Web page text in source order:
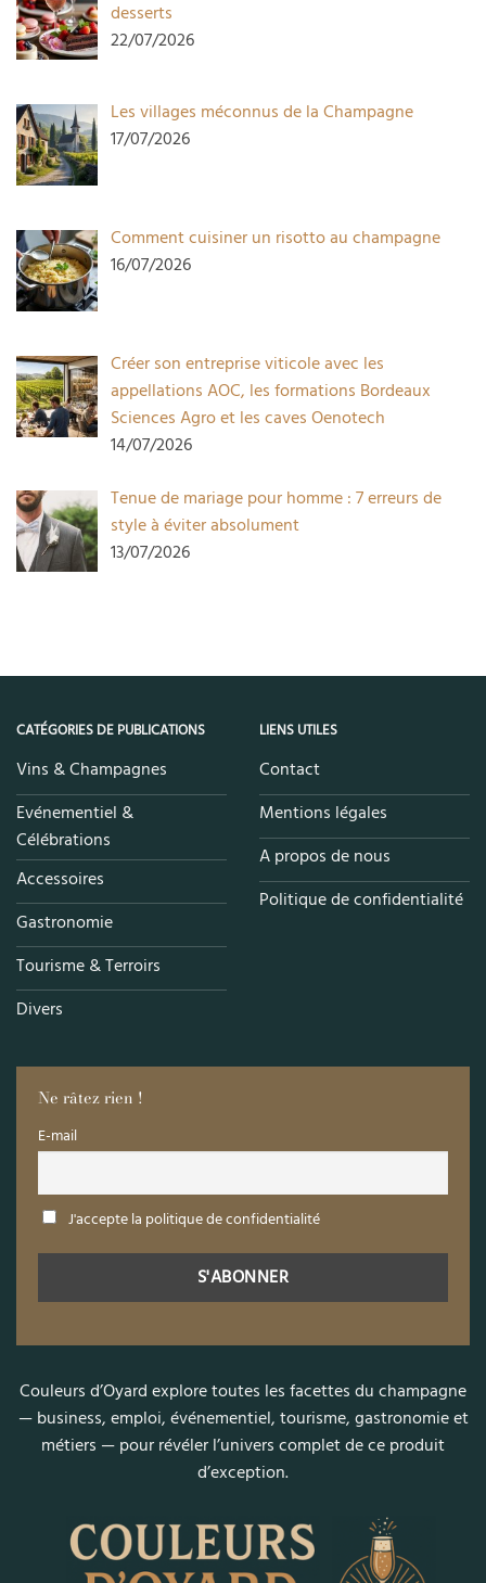
desserts
22/07/2026
Les villages méconnus de la Champagne
17/07/2026
Comment cuisiner un risotto au champagne
16/07/2026
Créer son entreprise viticole avec les
appellations AOC, les formations Bordeaux
Sciences Agro et les caves Oenotech
14/07/2026
Tenue de mariage pour homme : 7 erreurs de
style à éviter absolument
13/07/2026
CATÉGORIES DE PUBLICATIONS
Vins & Champagnes
Evénementiel &
Célébrations
Accessoires
Gastronomie
Tourisme & Terroirs
Divers
LIENS UTILES
Contact
Mentions légales
A propos de nous
Politique de confidentialité
Ne râtez rien !
E-mail
J'accepte la politique de confidentialité
Couleurs d’Oyard explore toutes les facettes du champagne
— business, emploi, événementiel, tourisme, gastronomie et
métiers — pour révéler l’univers complet de ce produit
d’exception.